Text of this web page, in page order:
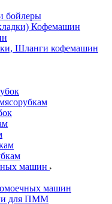
бойлеры
Кофемашин
Шланги кофемашин
машин
машин
для ПММ